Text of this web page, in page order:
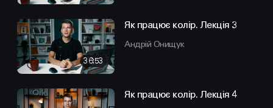
36:53
Як працює колір. Лекція 3
Андрій Онищук
Як працює колір. Лекція 4